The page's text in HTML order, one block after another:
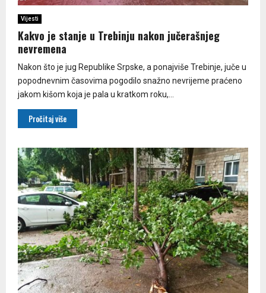
Vijesti
Kakvo je stanje u Trebinju nakon jučerašnjeg
nevremena
Nakon što je jug Republike Srpske, a ponajviše Trebinje, juče u
popodnevnim časovima pogodilo snažno nevrijeme praćeno
jakom kišom koja je pala u kratkom roku,...
Pročitaj više